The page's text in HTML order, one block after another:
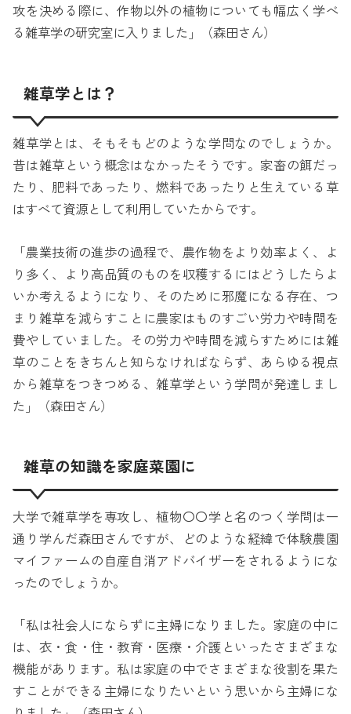
攻を決める際に、作物以外の植物についても幅広く学べ
る雑草学の研究室に入りました」（森田さん）
雑草学とは？
雑草学とは、そもそもどのような学問なのでしょうか。
昔は雑草という概念はなかったそうです。家畜の餌だっ
たり、肥料であったり、燃料であったりと生えている草
はすべて資源として利用していたからです。
「農業技術の進歩の過程で、農作物をより効率よく、よ
り多く、より高品質のものを収穫するにはどうしたらよ
いか考えるようになり、そのために邪魔になる存在、つ
まり雑草を減らすことに農家はものすごい労力や時間を
費やしていました。その労力や時間を減らすためには雑
草のことをきちんと知らなければならず、あらゆる視点
から雑草をつきつめる、雑草学という学問が発達しまし
た」（森田さん）
雑草の知識を家庭菜園に
大学で雑草学を専攻し、植物〇〇学と名のつく学問は一
通り学んだ森田さんですが、どのような経緯で体験農園
マイファームの自産自消アドバイザーをされるようにな
ったのでしょうか。
「私は社会人にならずに主婦になりました。家庭の中に
は、衣・食・住・教育・医療・介護といったさまざまな
機能があります。私は家庭の中でさまざまな役割を果た
すことができる主婦になりたいという思いから主婦にな